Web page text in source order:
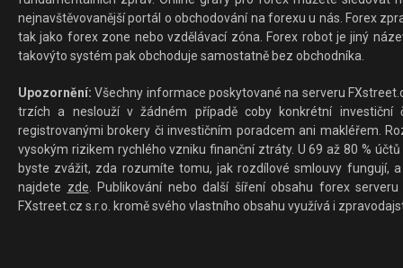
nejnavštěvovanější portál o obchodování na forexu u nás. Forex
tak jako forex zone nebo vzdělávací zóna. Forex robot je jiný
takovýto systém pak obchoduje samostatně bez obchodníka.
Upozornění: Všechny informace poskytované na serveru
trzích a neslouží v žádném případě coby konkrétní investiční
registrovanými brokery či investičním poradcem ani makléřem.
vysokým rizikem rychlého vzniku finanční ztráty. U 69 až 80 %
byste zvážit, zda rozumíte tomu, jak rozdílové smlouvy fungují,
najdete zde. Publikování nebo další šíření obsahu forex
FXstreet.cz s.r.o. kromě svého vlastního obsahu využívá i